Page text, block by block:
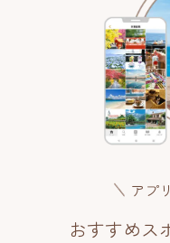
アプ
おすすめス